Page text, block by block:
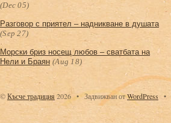
(Dec 05)
Разговор с приятел – надникване в душата
(Sep 27)
Морски бриз носещ любов – сватбата на
Нели и Браян (Aug 18)
©Късче традиция 2026 • Задвижван отWordPress •